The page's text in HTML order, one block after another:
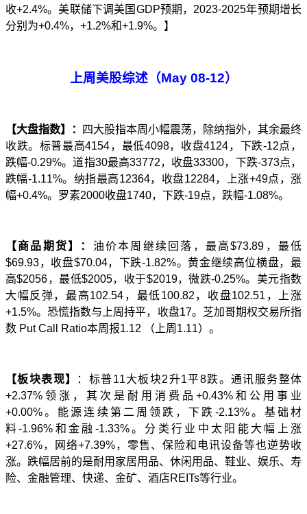
收+2.4%。美联储下调美国 GDP预期， 2023-2025年预期增长
分别为+0.4%， +1.2%和+1.9%。 】
上周美股综述（May 08-12）
【大盘指数】：
四大股指本周小幅震荡，除纳指外，其余最终
收跌。标普最高4154，最低4098，收盘4124，下跌-12点，
跌幅-0.29%。道指30最高33772，收盘33300，下跌-373点，
跌幅-1.11%。纳指最高12364，收盘12284，上涨+49点，涨
幅+0.4%。罗素2000收盘1740，下跌-19点，跌幅-1.08%。
【商品期货】： 油价本周继续回落， 最高$73.89 ，最低
$69.93，收盘$70.04，下跌-1.82%。黄金继续高位横盘，最
高$2056，最低$2005，收于$2019，微跌-0.25%。 美元指数
大幅反弹，最高102.54 ，最低100.82 ，收盘102.51 ，上涨
+1.5%。恐慌指数与上周持平，收盘17。芝加哥期权交易所指
数 Put Call Ratio本周报1.12 （上周 1.11）。
【板块表现】 ：标普11大板块2升1平8跌。通讯服务整体
+2.37% 领涨，其次是耐用消费品 +0.43% 和公用事业
+0.00%。能源连续第二周领跌，下跌 -2.13%。基础材
料-1.96% 和金融 -1.33%。分类行业中太阳能大幅上涨
+27.6%，网络+7.39%，零售、保险和电讯设备等也逆势收
涨。跌幅居前的是耐用家居用品、休闲用品、鞋业、娱乐、寿
险、金融管理、快递、金矿、酒店REITs等行业。